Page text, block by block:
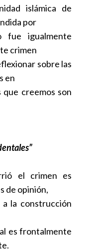
islámica de
por
fue igualmente
crimen
sobre las
en
que creemos son
el crimen es
de opinión,
la construcción
es frontalmente